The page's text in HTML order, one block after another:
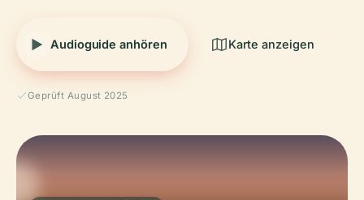
Audioguide anhören Karte anzeigen
Geprüft August 2025